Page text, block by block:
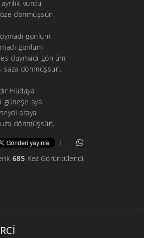
vurdu
dönmüşsün.
gönlüm
gönlüm
duymadı gönlüm
saza dönmüşsün.
Hüdaya
güneşe aya
araya
dönmüşsün.
685Kez Görüntülendi